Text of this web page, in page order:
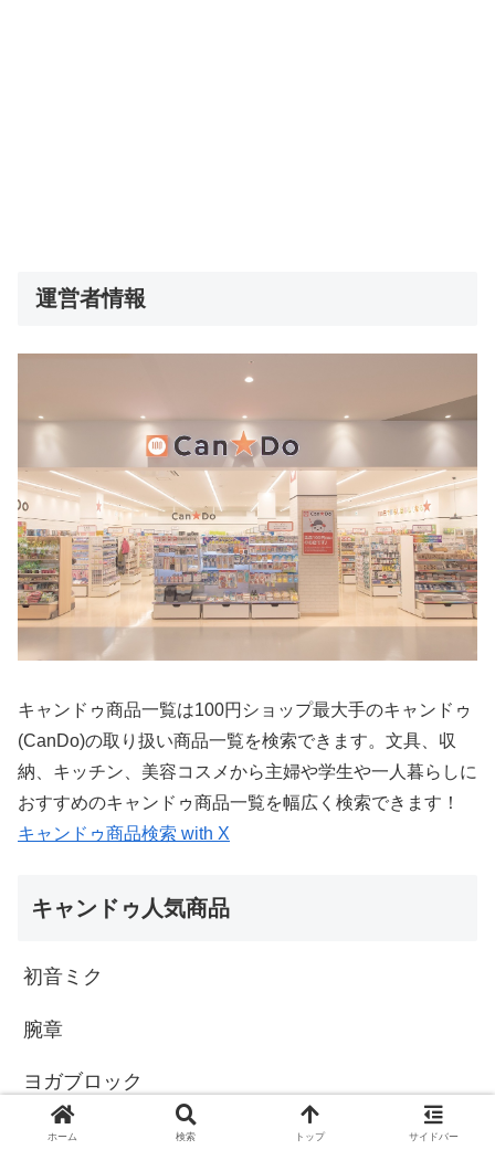
運営者情報
キャンドゥ商品一覧は100円ショップ最大手のキャンドゥ
(CanDo)の取り扱い商品一覧を検索できます。文具、収
納、キッチン、美容コスメから主婦や学生や一人暮らしに
おすすめのキャンドゥ商品一覧を幅広く検索できます！
キャンドゥ商品検索 with X
キャンドゥ人気商品
初音ミク
腕章
ヨガブロック
古代エジプト
ホーム 検索 トップ サイドバー